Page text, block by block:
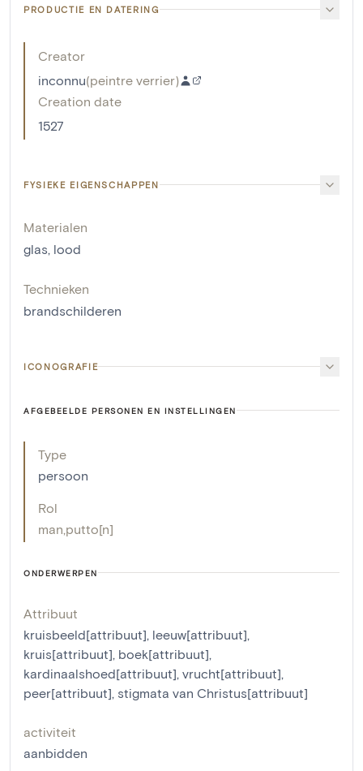
PRODUCTIE EN DATERING
Creator
inconnu(peintre verrier)
Creation date
1527
FYSIEKE EIGENSCHAPPEN
Materialen
glas lood
Technieken
brandschilderen
ICONOGRAFIE
AFGEBEELDE PERSONEN EN INSTELLINGEN
Type
persoon
Rol
man putto[n]
ONDERWERPEN
Attribuut
kruisbeeld[attribuut] leeuw[attribuut]
kruis[attribuut] boek[attribuut]
kardinaalshoed[attribuut] vrucht[attribuut]
peer[attribuut] stigmata van Christus[attribuut]
activiteit
aanbidden